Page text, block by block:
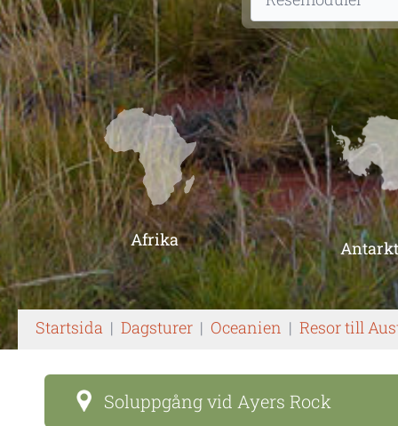
Afrika
Startsida | Dagsturer | Oceanien | Resor till
Soluppgång vid Ayers Rock